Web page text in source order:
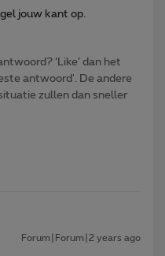
jouw kant op.
‘Like’ dan het
antwoord'. De andere
zullen dan sneller
Forum|Forum|2 years ago